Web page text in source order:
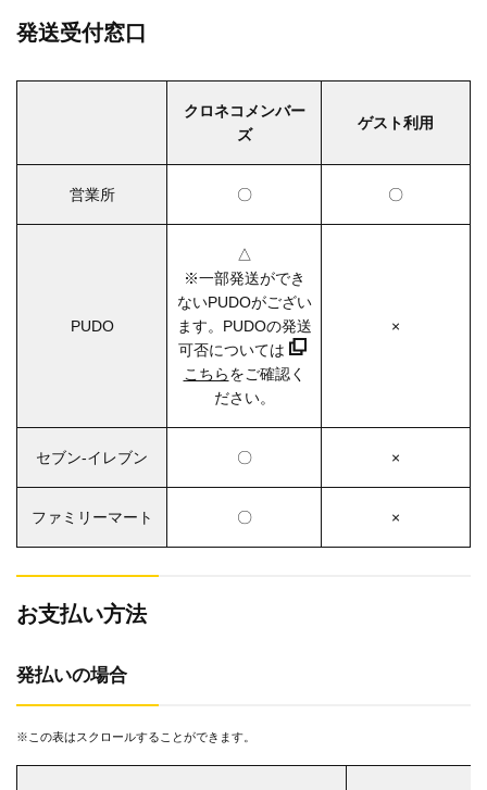
発送受付窓口
クロネコメンバー
ズ
ゲスト利用
営業所 〇 〇
PUDO
△
※一部発送ができ
ないPUDOがござい
ます。PUDOの発送
可否については
こちらをご確認く
ださい。
×
セブン‐イレブン 〇 ×
ファミリーマート 〇 ×
お支払い方法
発払いの場合
※この表はスクロールすることができます。